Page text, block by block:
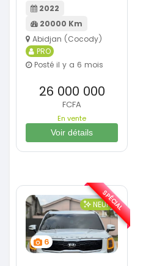
2022
20000 Km
Abidjan (Cocody)
PRO
Posté il y a 6 mois
26 000 000
FCFA
En vente
Voir détails
6
NEUFSPÉCIAL